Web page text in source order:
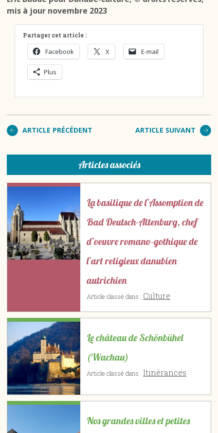
mis à jour novembre 2023
Partager cet article :
Facebook X E-mail
Plus
ARTICLE PRÉCÉDENT ARTICLE SUIVANT
Articles associés
La basilique de l’Assomption de
Bad Deutsch-Altenburg, chef
d’oeuvre romano-gothique de
l’art religieux danubien
autrichien
Article classé dans : Culture
Le château de Schönbühel
(Wachau)
Article classé dans :Itinérances
Nos grandes villes et petites